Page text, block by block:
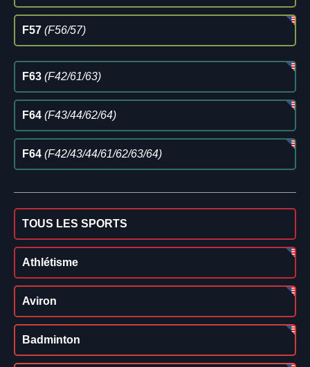
F57 (F56/57)
F63 (F42/61/63)
F64 (F43/44/62/64)
F64 (F42/43/44/61/62/63/64)
TOUS LES SPORTS
Athlétisme
Aviron
Badminton